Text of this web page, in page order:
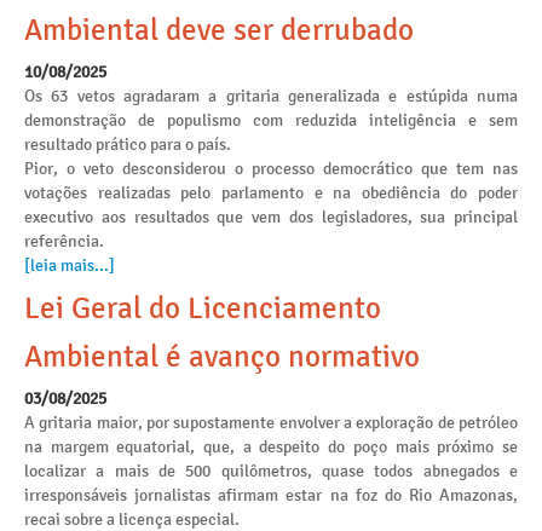
Ambiental deve ser derrubado
10/08/2025
Os 63 vetos agradaram a gritaria generalizada e estúpida numa
demonstração de populismo com reduzida inteligência e sem
resultado prático para o país.
Pior, o veto desconsiderou o processo democrático que tem nas
votações realizadas pelo parlamento e na obediência do poder
executivo aos resultados que vem dos legisladores, sua principal
referência.
[leia mais...]
Lei Geral do Licenciamento
Ambiental é avanço normativo
03/08/2025
A gritaria maior, por supostamente envolver a exploração de petróleo
na margem equatorial, que, a despeito do poço mais próximo se
localizar a mais de 500 quilômetros, quase todos abnegados e
irresponsáveis jornalistas afirmam estar na foz do Rio Amazonas,
recai sobre a licença especial.